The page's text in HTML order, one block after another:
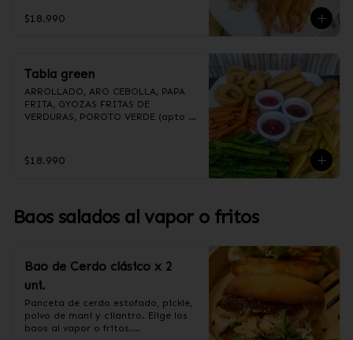
que indica en esta descripción.)
$18.990
Tabla green
ARROLLADO, ARO CEBOLLA, PAPA
FRITA, GYOZAS FRITAS DE
VERDURAS, POROTO VERDE (apto
las opciones disponibles según lo
que indica en esta descripción.)
$18.990
Baos salados al vapor o fritos
Bao de Cerdo clásico x 2
uni.
Panceta de cerdo estofado, pickle,
polvo de maní y cilantro. Elige los
baos al vapor o fritos.